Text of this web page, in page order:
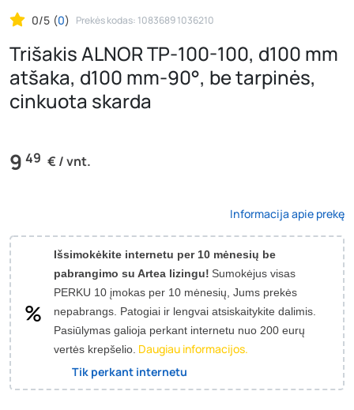
0/5 (0) Prekės kodas: 1083689 1036210
Trišakis ALNOR TP-100-100, d100 mm
atšaka, d100 mm-90°, be tarpinės,
cinkuota skarda
9 49 € / vnt.
Informacija apie prekę
Išsimokėkite internetu per 10 mėnesių be
pabrangimo su Artea lizingu! Sumokėjus visas
PERKU 10 įmokas per 10 mėnesių, Jums prekės
nepabrangs. Patogiai ir lengvai atsiskaitykite dalimis.
Pasiūlymas galioja perkant internetu nuo 200 eurų
vertės krepšelio. Daugiau informacijos.
Tik perkant internetu